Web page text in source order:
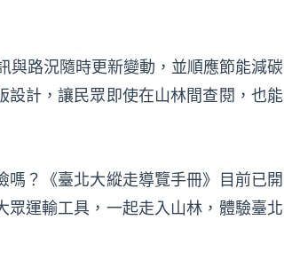
與路況隨時更新變動，並順應節能減碳
計，讓民眾即使在山林間查閱，也能
嗎？ 《臺北大縱走導覽手冊》
目前已開
運輸工具，一起走入山林，體驗臺北